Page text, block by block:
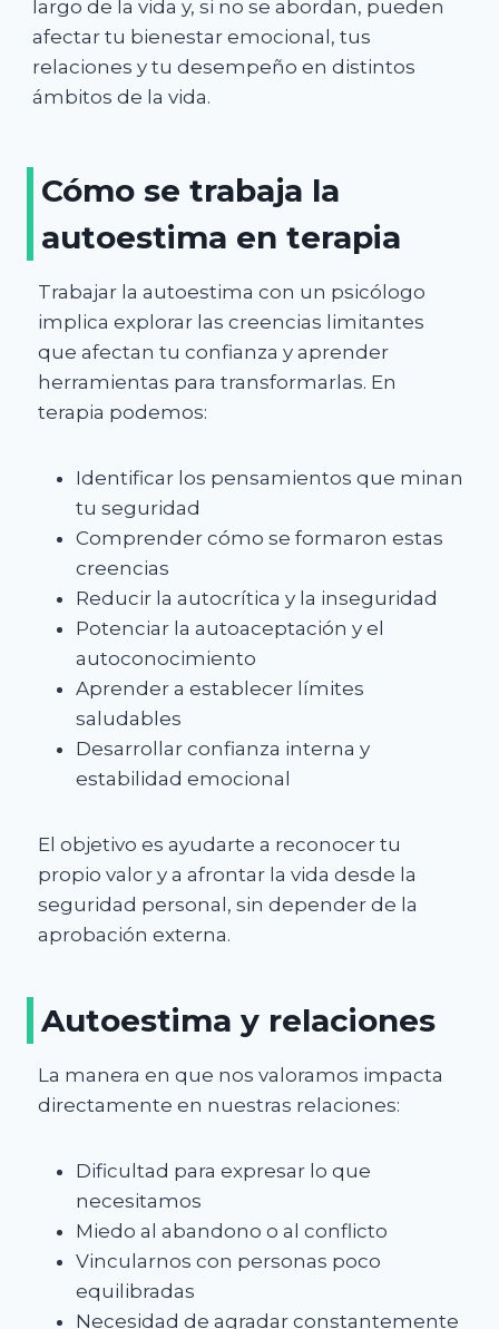
largo de la vida y, si no se abordan, pueden
afectar tu bienestar emocional, tus
relaciones y tu desempeño en distintos
ámbitos de la vida.
Cómo se trabaja la
autoestima en terapia
Trabajar la autoestima con un psicólogo
implica explorar las creencias limitantes
que afectan tu confianza y aprender
herramientas para transformarlas. En
terapia podemos:
Identificar los pensamientos que minan
tu seguridad
Comprender cómo se formaron estas
creencias
Reducir la autocrítica y la inseguridad
Potenciar la autoaceptación y el
autoconocimiento
Aprender a establecer límites
saludables
Desarrollar confianza interna y
estabilidad emocional
El objetivo es ayudarte a reconocer tu
propio valor y a afrontar la vida desde la
seguridad personal, sin depender de la
aprobación externa.
Autoestima y relaciones
La manera en que nos valoramos impacta
directamente en nuestras relaciones:
Dificultad para expresar lo que
necesitamos
Miedo al abandono o al conflicto
Vincularnos con personas poco
equilibradas
Necesidad de agradar constantemente